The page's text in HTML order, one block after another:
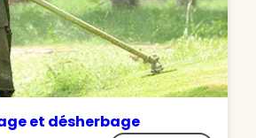
et désherbage